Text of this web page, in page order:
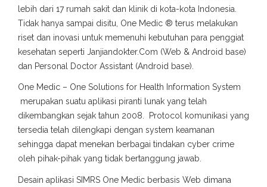
lebih dari 17 rumah sakit dan klinik di kota-kota Indonesia.
Tidak hanya sampai disitu, One Medic ® terus melakukan
riset dan inovasi untuk memenuhi kebutuhan para penggiat
kesehatan seperti Janjiandokter.Com (Web & Android base)
dan Personal Doctor Assistant (Android base).
One Medic – One Solutions for Health Information System
merupakan suatu aplikasi piranti lunak yang telah
dikembangkan sejak tahun 2008. Protocol komunikasi yang
tersedia telah dilengkapi dengan system keamanan
sehingga dapat menekan berbagai tindakan cyber crime
oleh pihak-pihak yang tidak bertanggung jawab.
Desain aplikasi SIMRS One Medic berbasis Web dimana